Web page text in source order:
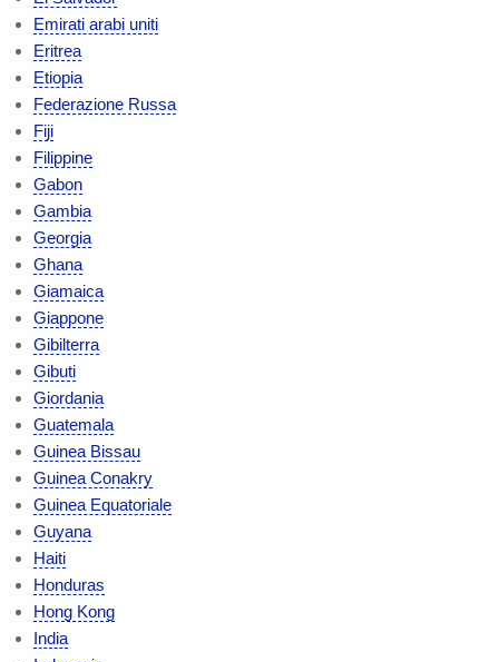
Emirati arabi uniti
Eritrea
Etiopia
Federazione Russa
Fiji
Filippine
Gabon
Gambia
Georgia
Ghana
Giamaica
Giappone
Gibilterra
Gibuti
Giordania
Guatemala
Guinea Bissau
Guinea Conakry
Guinea Equatoriale
Guyana
Haiti
Honduras
Hong Kong
India